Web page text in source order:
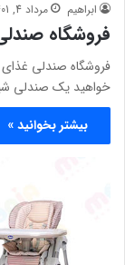
ابراهیم مرداد 4, 1401
فروشگاه
فروشگاه صندلی غذای
خواهید یک صندلی
بیشتر بخوانید »